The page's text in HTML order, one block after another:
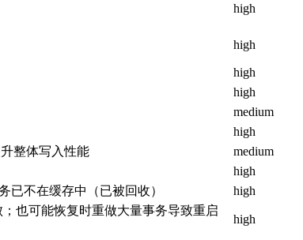
high
high
high
high
medium
high
整体写入性能
medium
high
已不在缓存中（已被回收） high
也可能恢复时重做大量事务导致重启
high